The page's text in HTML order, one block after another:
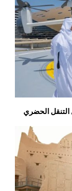
الحضري